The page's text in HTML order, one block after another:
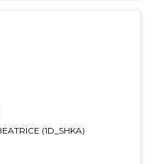
(1D_SHKA)